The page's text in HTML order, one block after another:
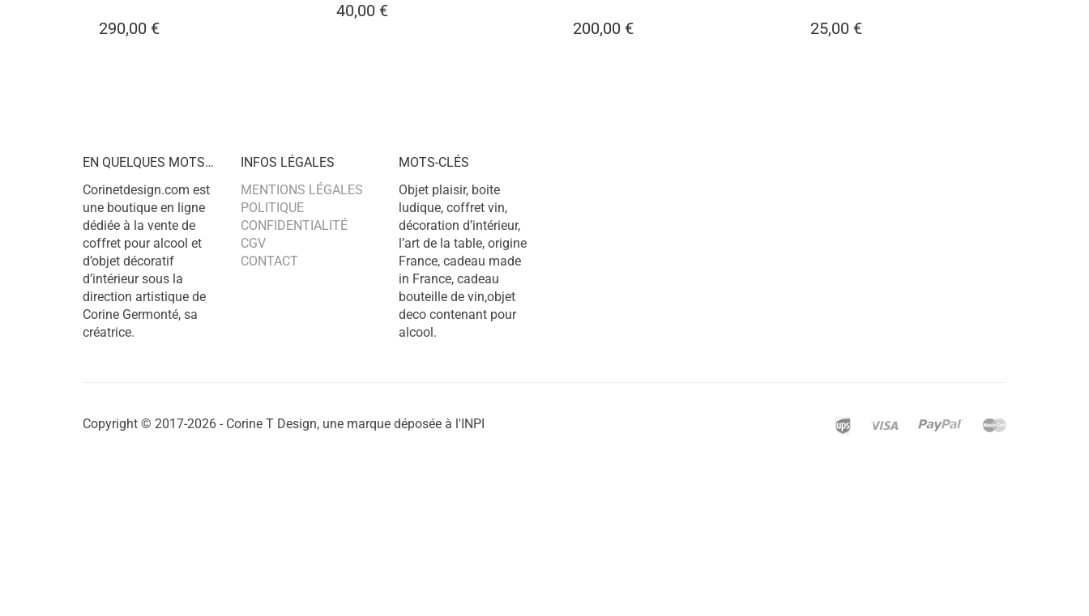
290,00 €
40,00 €
200,00 € 25,00 €
EN QUELQUES MOTS…
Corinetdesign.com est
une boutique en ligne
dédiée à la vente de
coffret pour alcool et
d’objet décoratif
d’intérieur sous la
direction artistique de
Corine Germonté, sa
créatrice.
INFOS LÉGALES
MENTIONS LÉGALES
POLITIQUE
CONFIDENTIALITÉ
CGV
CONTACT
MOTS-CLÉS
Objet plaisir, boite
ludique, coffret vin,
décoration d’intérieur,
l’art de la table, origine
France, cadeau made
in France, cadeau
bouteille de vin,objet
deco contenant pour
alcool.
Copyright © 2017-2026 - Corine T Design, une marque déposée à l'INPI